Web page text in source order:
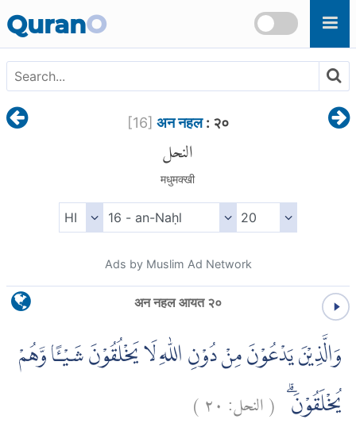
QuranO
[16] अन नहल: २०
النحل
मधुमक्खी
Ads by Muslim Ad Network
अन नहल आयत २०
وَالَّذِيْنَ يَدْعُوْنَ مِنْ دُوْنِ اللّٰهِ لَا يَخْلُقُوْنَ شَيْـًٔا وَّهُمْ
يُخْلَقُوْنَۗ (النحل: ٢٠)